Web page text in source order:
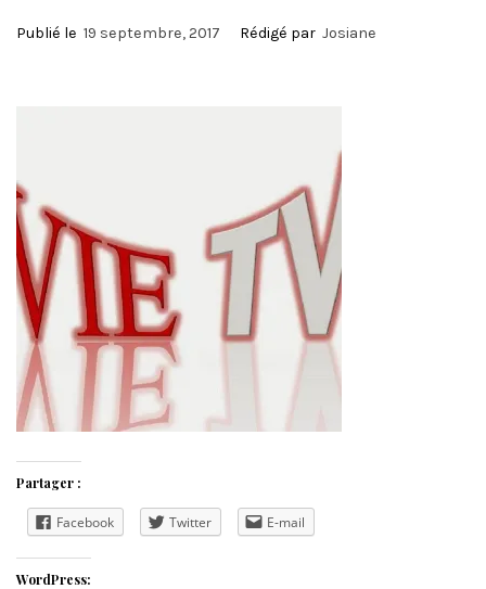
Publié le 19 septembre, 2017 Rédigé par Josiane
Partager :
Facebook Twitter E-mail
WordPress: